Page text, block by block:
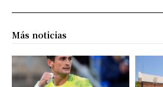
Más noticias